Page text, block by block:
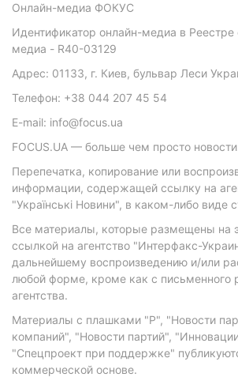
Онлайн-медиа ФОКУС
Идентификатор онлайн-медиа в
медиа - R40-03129
Адрес: 01133, г. Киев, бульвар Леси
Телефон: +38 044 207 45 54
E-mail: info@focus.ua
FOCUS.UA — больше чем просто
Перепечатка, копирование или
информации, содержащей ссылку на
"Українські Новини", в каком-либо виде
Все материалы, которые размещены на
ссылкой на агентство "Интерфакс-
дальнейшему воспроизведению и/или
любой форме, кроме как с письменного
агентства.
Материалы с плашками "Р", "Новости
компаний", "Новости партий",
"Спецпроект при поддержке"
коммерческой основе.